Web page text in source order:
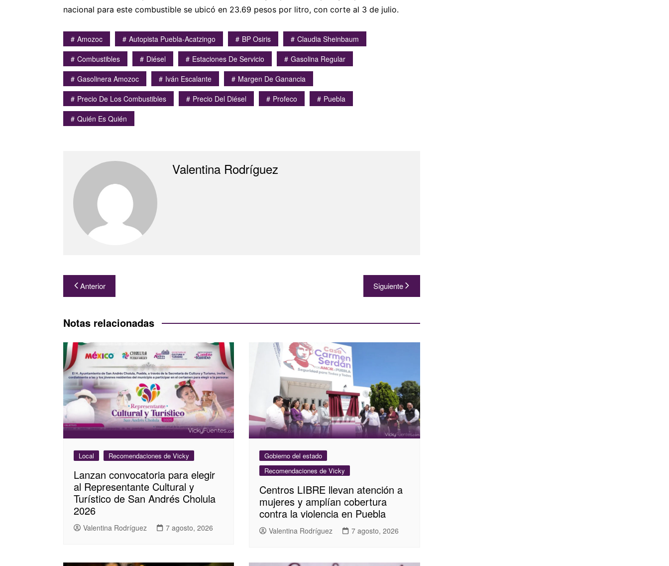
nacional para este combustible se ubicó en 23.69 pesos por litro, con corte al 3 de julio.
Amozoc Autopista Puebla-Acatzingo BP Osiris
Claudia Sheinbaum
Combustibles
Diésel Estaciones De Servicio
Gasolina Regular
Gasolinera Amozoc
Iván Escalante
Margen De Ganancia
Precio De Los Combustibles
Precio Del Diésel Profeco
Puebla
Quién Es Quién
Valentina Rodríguez
Navegación
de
entradas
Anterior Siguiente
Notas relacionadas
Local Recomendaciones de Vicky
Lanzan convocatoria para elegir
al Representante Cultural y
Turístico de San Andrés Cholula
2026
Valentina Rodríguez 7 agosto, 2026
Gobierno del estado
Recomendaciones de Vicky
Centros LIBRE llevan atención a
mujeres y amplían cobertura
contra la violencia en Puebla
Valentina Rodríguez 7 agosto, 2026